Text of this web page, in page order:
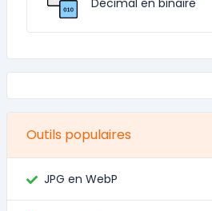
Décimal en binaire
Outils populaires
JPG en WebP